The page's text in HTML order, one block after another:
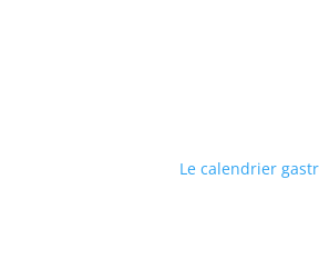
Le calendrier